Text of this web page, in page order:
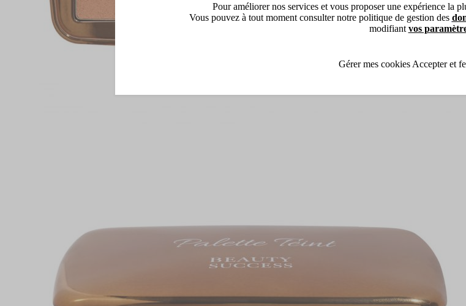
Pour améliorer nos services et vous proposer une expérience la
Vous pouvez à tout moment consulter notre politique de gestion des
modifiant vos
Gérer mes cookies Accepter et